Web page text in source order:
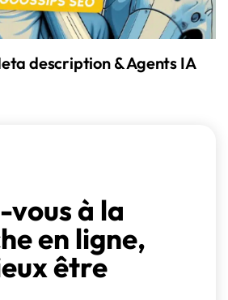
description & Agents IA
vous à la
en ligne,
être